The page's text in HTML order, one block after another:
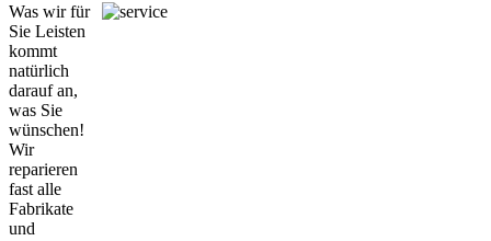
Was wir für
Sie Leisten
kommt
natürlich
darauf an,
was Sie
wünschen!
Wir
reparieren
fast alle
Fabrikate
und